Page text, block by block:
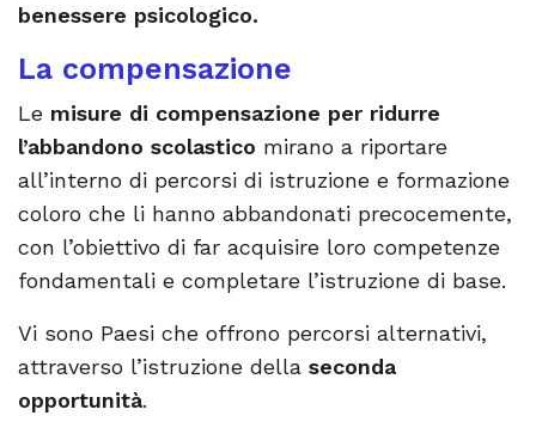
benessere psicologico.
La compensazione
Le misure di compensazione per ridurre
l’abbandono scolastico mirano a riportare
all’interno di percorsi di istruzione e formazione
coloro che li hanno abbandonati precocemente,
con l’obiettivo di far acquisire loro competenze
fondamentali e completare l’istruzione di base.
Vi sono Paesi che offrono percorsi alternativi,
attraverso l’istruzione della seconda
opportunità.